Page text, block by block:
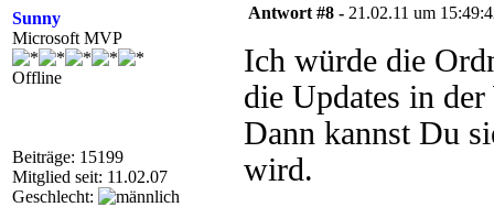
Sunny
Microsoft MVP
Offline
Beiträge: 15199
Mitglied seit: 11.02.07
Geschlecht:
Antwort #8 - 21.02.11 um
Ich würde die
die Updates in
Dann kannst Du
wird.